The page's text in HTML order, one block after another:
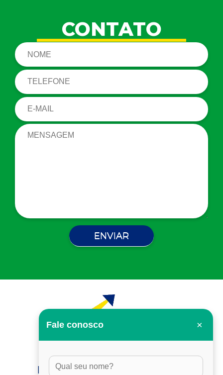
CONTATO
HORÁRIO DE ATENDIMENTO:
Fale conosco ×